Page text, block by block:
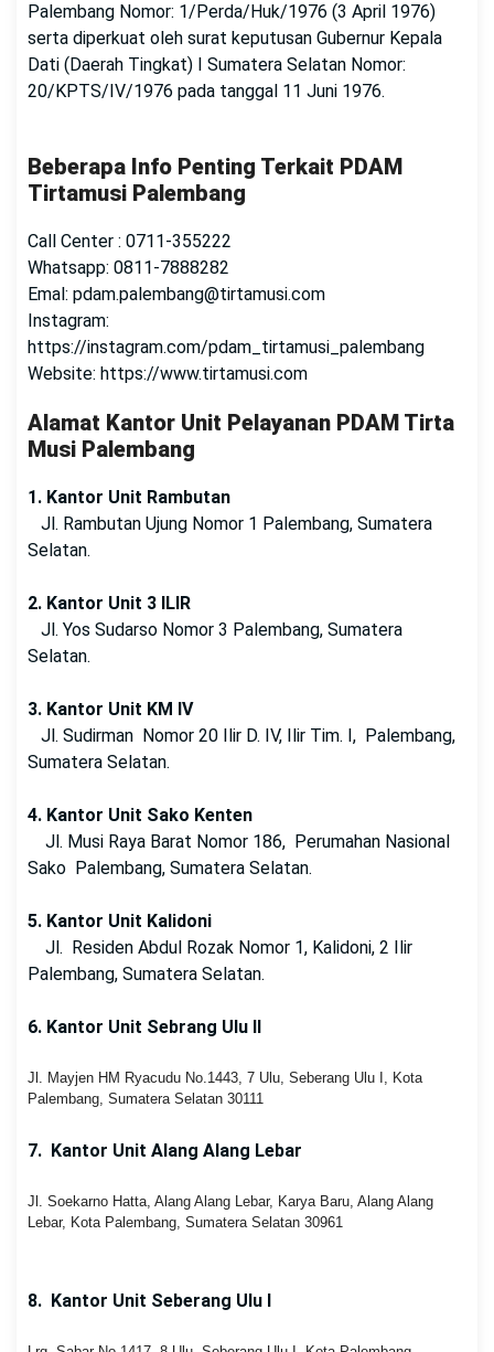
Palembang Nomor: 1/Perda/Huk/1976 (3 April 1976)
serta diperkuat oleh surat keputusan Gubernur Kepala
Dati (Daerah Tingkat) I Sumatera Selatan Nomor:
20/KPTS/IV/1976 pada tanggal 11 Juni 1976.
Beberapa Info Penting Terkait PDAM
Tirtamusi Palembang
Call Center : 0711-355222
Whatsapp: 0811-7888282
Emal: pdam.palembang@tirtamusi.com
Instagram:
https://instagram.com/pdam_tirtamusi_palembang
Website: https://www.tirtamusi.com
Alamat Kantor Unit Pelayanan PDAM Tirta
Musi Palembang
1. Kantor Unit Rambutan
Jl. Rambutan Ujung Nomor 1 Palembang, Sumatera
Selatan.
2. Kantor Unit 3 ILIR
Jl. Yos Sudarso Nomor 3 Palembang, Sumatera
Selatan.
3. Kantor Unit KM IV
Jl. Sudirman Nomor 20 Ilir D. IV, Ilir Tim. I, Palembang,
Sumatera Selatan.
4. Kantor Unit Sako Kenten
Jl. Musi Raya Barat Nomor 186, Perumahan Nasional
Sako Palembang, Sumatera Selatan.
5. Kantor Unit Kalidoni
Jl. Residen Abdul Rozak Nomor 1, Kalidoni, 2 Ilir
Palembang, Sumatera Selatan.
6. Kantor Unit Sebrang Ulu II
Jl. Mayjen HM Ryacudu No.1443, 7 Ulu, Seberang Ulu I, Kota
Palembang, Sumatera Selatan 30111
7. Kantor Unit Alang Alang Lebar
Jl. Soekarno Hatta, Alang Alang Lebar, Karya Baru, Alang Alang
Lebar, Kota Palembang, Sumatera Selatan 30961
8. Kantor Unit Seberang Ulu I